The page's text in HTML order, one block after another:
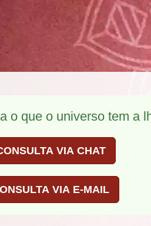
o que o universo tem a
VIA CHAT
VIA E-MAIL